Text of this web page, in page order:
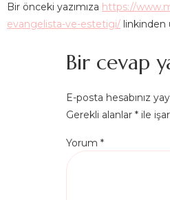
Bir önceki yazımıza https://
evangelista-ve-estetigi/ linkinden
Bir cevap
E-posta hesabınız
Gerekli alanlar *ile
Yorum *